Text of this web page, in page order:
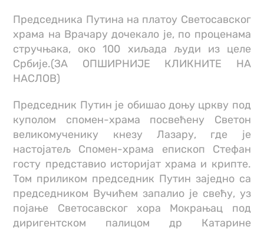
Председника Путина на платоу Светосавског
храма на Врачару дочекало је, по проценама
стручњака, око 100 хиљада људи из целе
Србије.(ЗА ОПШИРНИЈЕ КЛИКНИТЕ НА
НАСЛОВ)
Председник Путин је обишао доњу цркву под
куполом спомен-храма посвећену Светон
великомученику кнезу Лазару, где је
настојатељ Спомен-храма епископ Стефан
госту представио историјат храма и крипте.
Том приликом председник Путин заједно са
председником Вучићем запалио је свећу, уз
појање Светосавског хора Мокрањац под
диригентском палицом др Катарине